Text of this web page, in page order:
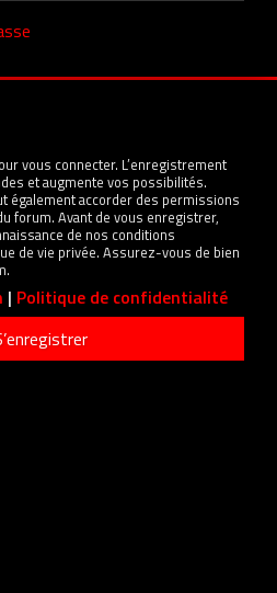
vous connecter. L’enregistrement
et augmente vos possibilités.
également accorder des permissions
forum. Avant de vous enregistrer,
de nos conditions
de vie privée. Assurez-vous de bien
| Politique de confidentialité